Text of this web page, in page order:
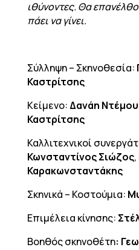
ιθύνοντες. Θα
πάει να γίνει.
Σύλληψη – Σκηνοθεσία:
Καστρίτσης
Κείμενο:Δανάη
Καστρίτσης
Καλλιτεχνικοί
Κωνσταντίνος Σιώζος,
Καρακωνσταντάκης
Σκηνικά – Κοστούμια:
Επιμέλεια κίνησης:
Βοηθός σκηνοθέτη: